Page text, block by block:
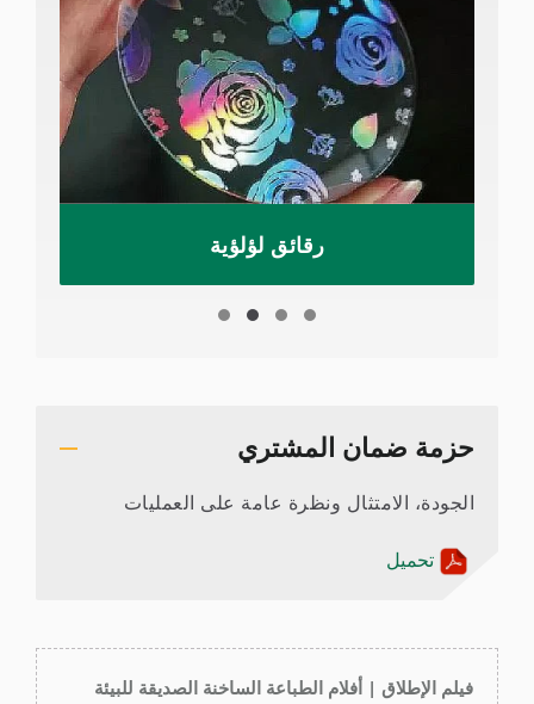
رقائق لؤلؤية
حزمة ضمان المشتري
الجودة، الامتثال ونظرة عامة على العمليات
تحميل
فيلم الإطلاق | أفلام الطباعة الساخنة الصديقة للبيئة